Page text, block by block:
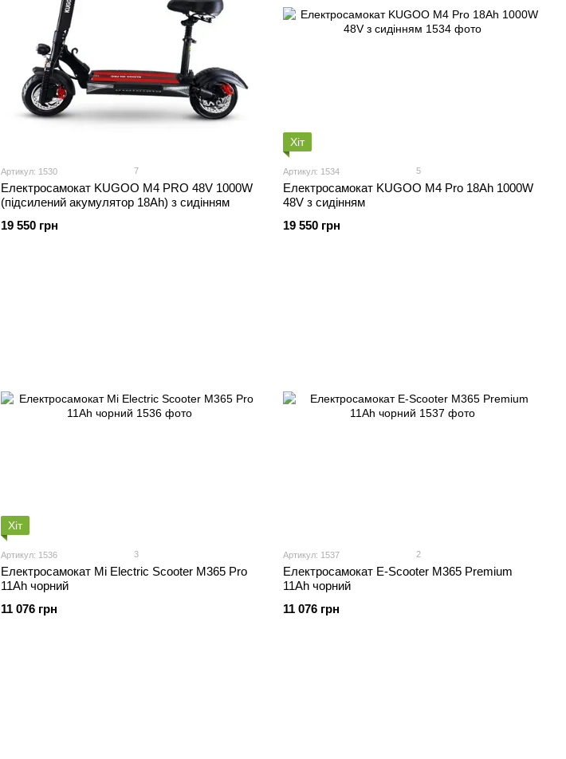
Артикул: 1530 7
Електросамокат KUGOO M4 PRO 48V 1000W
(підсилений акумулятор 18Ah) з сидінням
19 550 грн
Хіт
Артикул: 1534 5
Електросамокат KUGOO M4 Pro 18Ah 1000W
48V з сидінням
19 550 грн
Хіт
Артикул: 1536 3
Електросамокат Mi Electric Scooter M365 Pro
11Ah чорний
11 076 грн
Артикул: 1537 2
Електросамокат E-Scooter M365 Premium
11Ah чорний
11 076 грн